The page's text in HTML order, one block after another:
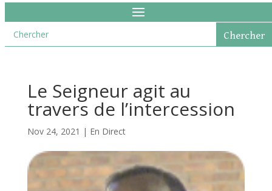
Le Seigneur agit au
travers de l’intercession
Nov 24, 2021 | En Direct